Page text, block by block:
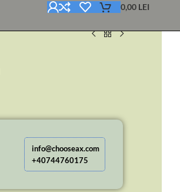
0,00 LEI
info@chooseax.com
+40744760175